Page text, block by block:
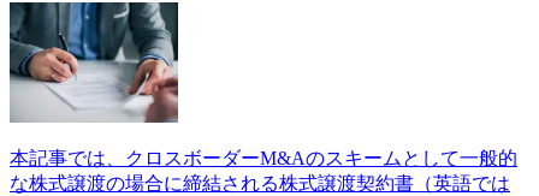
本記事では、クロスボーダーM&Aのスキームとして一般的
な株式譲渡の場合に締結される株式譲渡契約書（英語では